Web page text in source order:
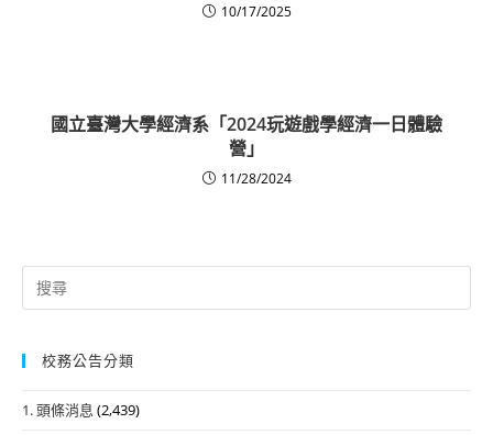
10/17/2025
國立臺灣大學經濟系「2024玩遊戲學經濟一日體驗
營」
11/28/2024
Search
for:
校務公告分類
1. 頭條消息 (2,439)